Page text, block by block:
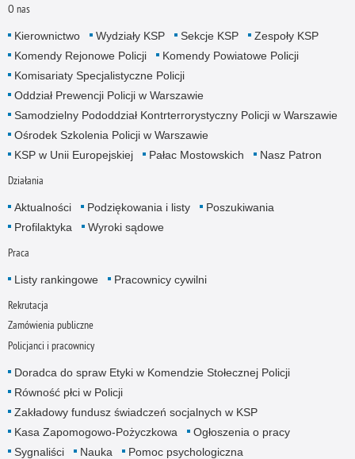
O nas
Kierownictwo Wydziały KSP Sekcje KSP
Zespoły KSP
Komendy Rejonowe Policji
Komendy Powiatowe Policji
Komisariaty Specjalistyczne Policji
Oddział Prewencji Policji w Warszawie
Samodzielny Pododdział Kontrterrorystyczny Policji w Warszawie
Ośrodek Szkolenia Policji w Warszawie
KSP w Unii Europejskiej
Pałac Mostowskich Nasz Patron
Działania
Aktualności Podziękowania i listy
Poszukiwania
Profilaktyka
Wyroki sądowe
Praca
Listy rankingowe Pracownicy cywilni
Rekrutacja
Zamówienia publiczne
Policjanci i pracownicy
Doradca do spraw Etyki w Komendzie Stołecznej Policji
Równość płci w Policji
Zakładowy fundusz świadczeń socjalnych w KSP
Kasa Zapomogowo-Pożyczkowa
Ogłoszenia o pracy
Sygnaliści
Nauka
Pomoc psychologiczna